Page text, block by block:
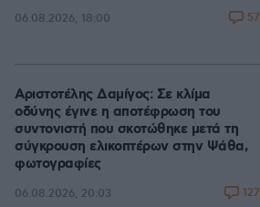
06.08.2026, 18:00 57
Αριστοτέλης Δαμίγος: Σε κλίμα
οδύνης έγινε η αποτέφρωση του
συντονιστή που σκοτώθηκε μετά τη
σύγκρουση ελικοπτέρων στην Ψάθα,
φωτογραφίες
06.08.2026, 20:03 127